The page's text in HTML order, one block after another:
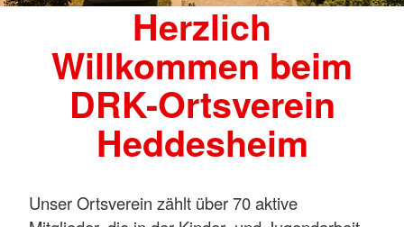
Herzlich
Willkommen beim
DRK-Ortsverein
Heddesheim
Unser Ortsverein zählt über 70 aktive